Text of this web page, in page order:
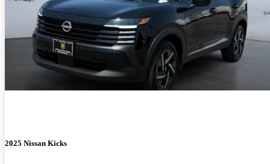
2025 Nissan Kicks